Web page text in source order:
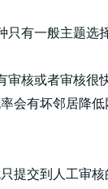
只有一般主题选
审核或者审核很
会有坏邻居降低
提交到人工审